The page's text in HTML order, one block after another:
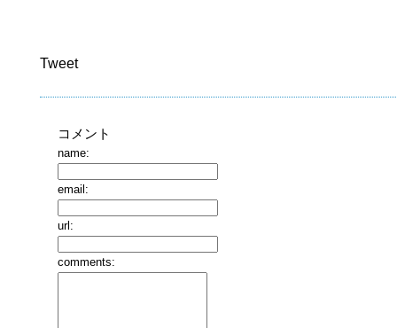
Tweet
コメント
name:
email:
url:
comments: